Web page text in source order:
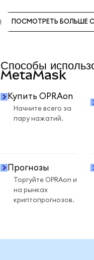
ПОСМОТРЕТЬ БОЛЬШЕ
Способы
MetaMask
Купить OPRAon
Начните всего за
пару нажатий.
Прогнозы
Торгуйте OPRAon и
на рынках
криптопрогнозов.